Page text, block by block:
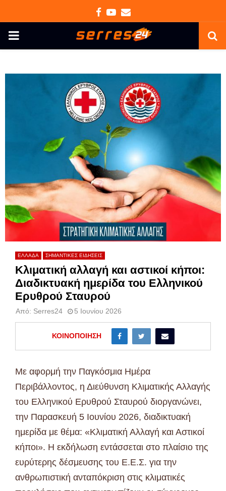
Facebook
Youtube
Email
PRIMARY
ΕΛΛΑΔΑ ΣΗΜΑΝΤΙΚΕΣ ΕΙΔΗΣΕΙΣ
Κλιματική αλλαγή και αστικοί κήποι:
Διαδικτυακή ημερίδα του Ελληνικού
Ερυθρού Σταυρού
Από: Serres24 5 Ιουνίου 2026
ΚΟΙΝΟΠΟΊΗΣΗ
Με αφορμή την Παγκόσμια Ημέρα
Περιβάλλοντος, η Διεύθυνση Κλιματικής Αλλαγής
του Ελληνικού Ερυθρού Σταυρού διοργανώνει,
την Παρασκευή 5 Ιουνίου 2026, διαδικτυακή
ημερίδα με θέμα: «Κλιματική Αλλαγή και Αστικoί
κήποι». Η εκδήλωση εντάσσεται στο πλαίσιο της
ευρύτερης δέσμευσης του Ε.Ε.Σ. για την
ανθρωπιστική ανταπόκριση στις κλιματικές